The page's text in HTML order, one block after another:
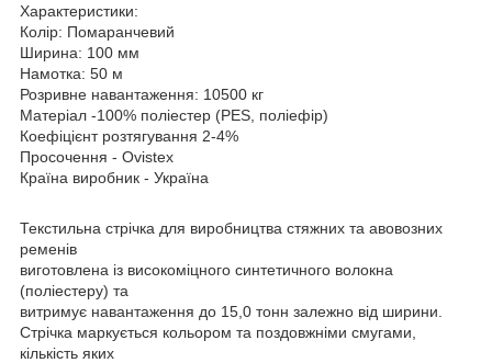
Характеристики:
Колір: Помаранчевий
Ширина: 100 мм
Намотка: 50 м
Розривне навантаження: 10500 кг
Матеріал -100% поліестер (PES, поліефір)
Коефіцієнт розтягування 2-4%
Просочення - Ovistex
Країна виробник - Україна
Текстильна стрічка для виробництва стяжних та авовозних
ременів
виготовлена із високоміцного синтетичного волокна
(поліестеру) та
витримує навантаження до 15,0 тонн залежно від ширини.
Стрічка маркується кольором та поздовжніми смугами,
кількість яких